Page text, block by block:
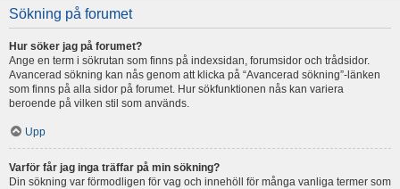
Sökning på forumet
Hur söker jag på forumet?
Ange en term i sökrutan som finns på indexsidan, forumsidor och trådsidor.
Avancerad sökning kan nås genom att klicka på “Avancerad sökning”-länken
som finns på alla sidor på forumet. Hur sökfunktionen nås kan variera
beroende på vilken stil som används.
Upp
Varför får jag inga träffar på min sökning?
Din sökning var förmodligen för vag och innehöll för många vanliga termer som